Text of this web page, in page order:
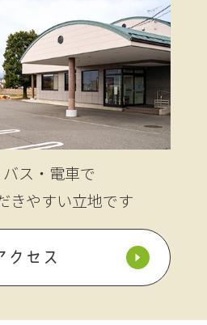
ス・電車で
きやすい立地です
クセス